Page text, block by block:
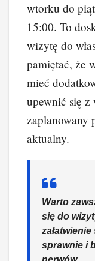
wtorku do
15:00. To
wizytę do
pamiętać, że
mieć
upewnić się z
zaplanowany
aktualny.
Warto
się do
sprawnie i